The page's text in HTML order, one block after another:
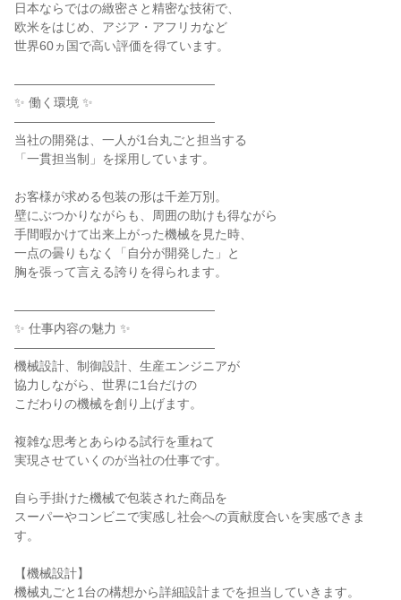
日本ならではの緻密さと精密な技術で、
欧米をはじめ、アジア・アフリカなど
世界60ヵ国で高い評価を得ています。
――――――――――――――――
✨ 働く環境 ✨
――――――――――――――――
当社の開発は、一人が1台丸ごと担当する
「一貫担当制」を採用しています。
お客様が求める包装の形は千差万別。
壁にぶつかりながらも、周囲の助けも得ながら
手間暇かけて出来上がった機械を見た時、
一点の曇りもなく「自分が開発した」と
胸を張って言える誇りを得られます。
――――――――――――――――
✨ 仕事内容の魅力 ✨
――――――――――――――――
機械設計、制御設計、生産エンジニアが
協力しながら、世界に1台だけの
こだわりの機械を創り上げます。
複雑な思考とあらゆる試行を重ねて
実現させていくのが当社の仕事です。
自ら手掛けた機械で包装された商品を
スーパーやコンビニで実感し社会への貢献度合いを実感できま
す。
【機械設計】
機械丸ごと1台の構想から詳細設計までを担当していきます。